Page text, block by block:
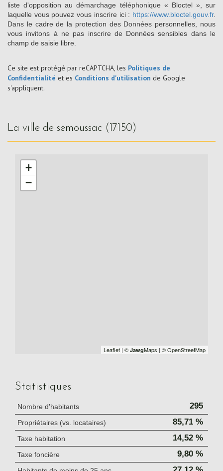
liste d'opposition au démarchage téléphonique « Bloctel », sur
laquelle vous pouvez vous inscrire ici : https://www.bloctel.gouv.fr.
Dans le cadre de la protection des Données personnelles, nous
vous invitons à ne pas inscrire de Données sensibles dans le
champ de saisie libre.
Ce site est protégé par reCAPTCHA, les Politiques de
Confidentialité et es Conditions d'utilisation de Google
s'appliquent.
la ville de semoussac (17150)
+
−
Leaflet | © JawgMaps | © OpenStreetMap
Statistiques
Nombre d'habitants 295
Propriétaires (vs. locataires) 85,71 %
Taxe habitation 14,52 %
Taxe foncière 9,80 %